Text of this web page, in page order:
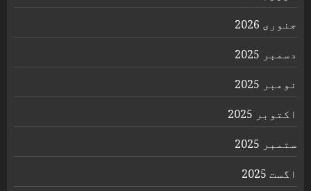
جنوری 2026
دسمبر 2025
نومبر 2025
اکتوبر 2025
ستمبر 2025
اگست 2025